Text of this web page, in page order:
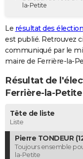
Destinations
City break
Voyage nature
Voyage de noces
Forum
GUIDES D'ACHAT
BONS PLANS
Carte de Noël
Carte Bonne année
Carte Saint-Valentin
Carte Pâques
Carte d'anniversaire
DICTIONNAIRE
Dictionnaire
Biographies
Citations
Expressions
Proverbes
PROGRAMME TV
COPAINS D'AVANT
S'inscrire
Se connecter
Lycées
Collèges
Primaires
Universités
Entreprises
Service militaire
Avis de recherche
AVIS DE DÉCÈS
la-Petite
Le résultat des
est publié. Retrouvez
communiqué par le
maire de Ferrière-la-
Résultat de
Ferrière-la-
Tête de liste
Liste
Pierre TONDEUR
Toujours ensemble
la-Petite